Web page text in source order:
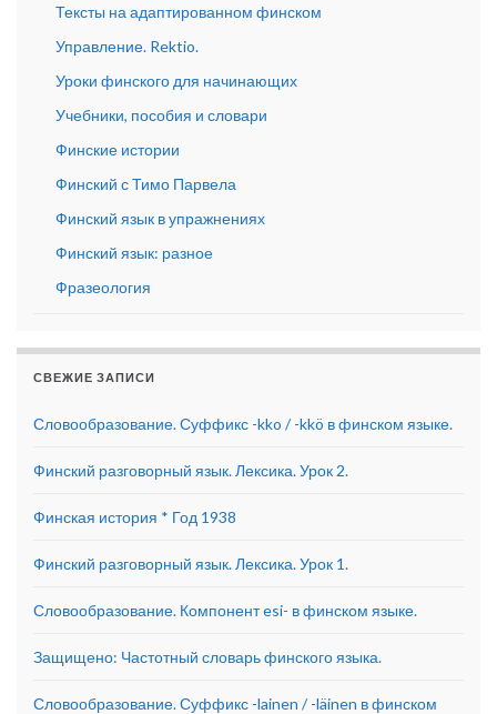
Тексты на адаптированном финском
Управление. Rektio.
Уроки финского для начинающих
Учебники, пособия и словари
Финские истории
Финский с Тимо Парвела
Финский язык в упражнениях
Финский язык: разное
Фразеология
СВЕЖИЕ ЗАПИСИ
Словообразование. Суффикс -kko / -kkö в финском языке.
Финский разговорный язык. Лексика. Урок 2.
Финская история * Год 1938
Финский разговорный язык. Лексика. Урок 1.
Словообразование. Компонент esi- в финском языке.
Защищено: Частотный словарь финского языка.
Словообразование. Суффикс -lainen / -läinen в финском